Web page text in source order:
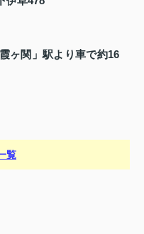
ヶ関」駅より車で約16
覧